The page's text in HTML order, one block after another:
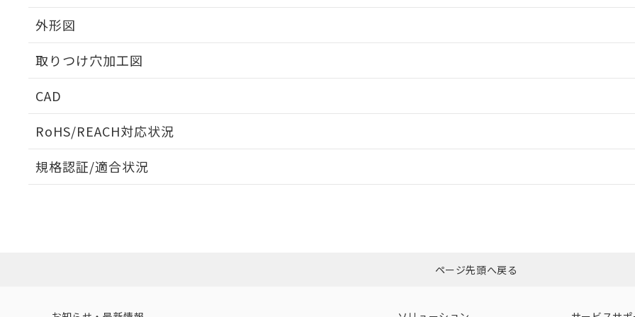
外形図
取りつけ穴加工図
CAD
RoHS/REACH対応状況
EU RoHS 注意事項・凡例
ダウンロードはこちら
規格認証/適合状況
（イギリス
（ノルウェー
（日本
（アメリカ
ページ先頭へ戻る